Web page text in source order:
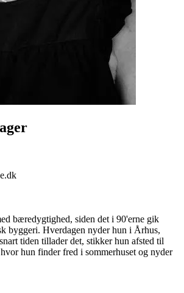
bæredygtighed, siden det i 90'erne gik
byggeri. Hverdagen nyder hun i Århus,
tiden tillader det, stikker hun afsted til
hun finder fred i sommerhuset og nyder